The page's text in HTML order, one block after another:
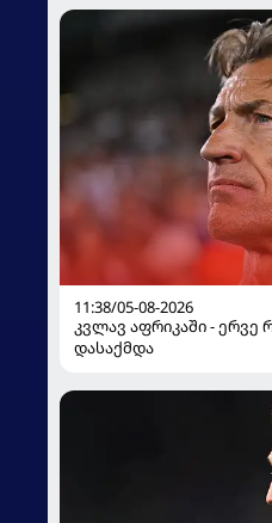
11:38/05-08-2026
კვლავ აფრიკაში - ერვე
დასაქმდა